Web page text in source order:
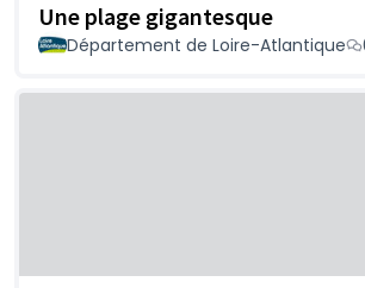
Une plage gigantesque
Département de Loire-Atlantique